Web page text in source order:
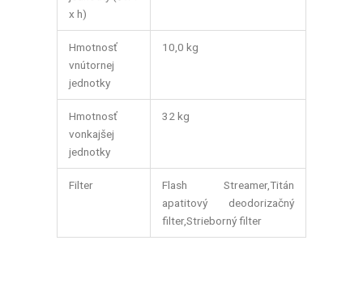
x h)
Hmotnosť
vnútornej
jednotky
10,0 kg
Hmotnosť
vonkajšej
jednotky
32 kg
Filter
Flash Streamer,Titán
apatitový deodorizačný
filter,Strieborný filter